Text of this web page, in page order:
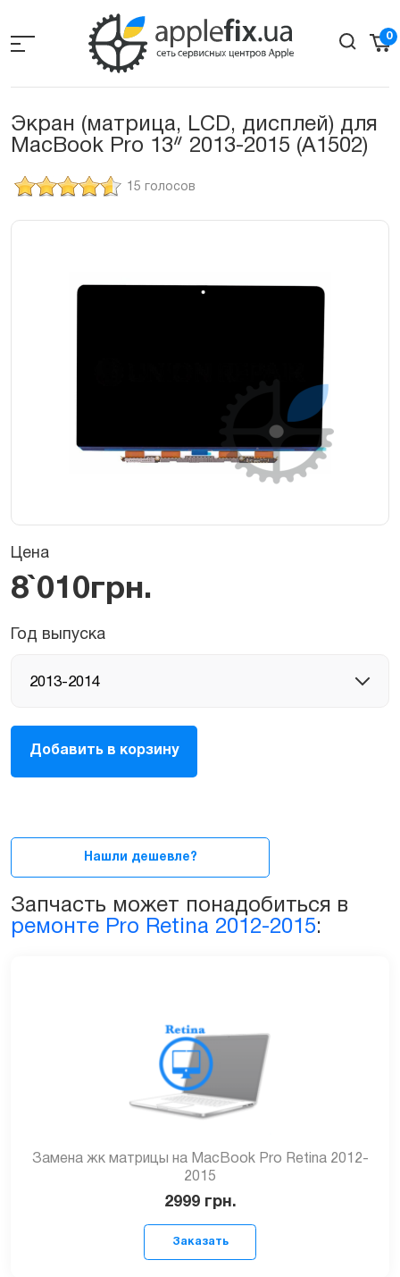
the
0
Экран (матрица, LCD, дисплей) для
MacBook Pro 13ᐥ 2013-2015 (A1502)
15 голосов
Цена
8`010грн.
Год выпуска
Экран
(матрица,
LCD,
13ᐥ
2015
(A1502)
Добавить в корзину
Нашли дешевле?
Запчасть может понадобиться в
ремонте Pro Retina 2012-2015:
Замена жк матрицы на MacBook Pro Retina 2012-
2015
2999 грн.